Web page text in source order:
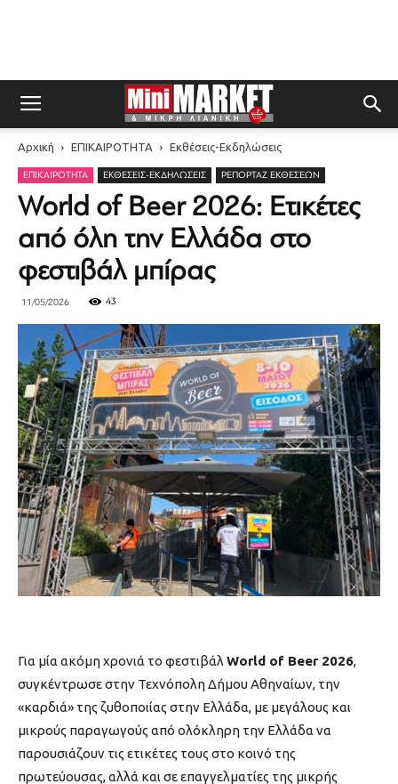
Αρχική ΕΠΙΚΑΙΡΟΤΗΤΑ Εκθέσεις-Εκδηλώσεις
ΕΠΙΚΑΙΡΟΤΗΤΑ ΕΚΘΈΣΕΙΣ-ΕΚΔΗΛΏΣΕΙΣ ΡΕΠΟΡΤΆΖ ΕΚΘΈΣΕΩΝ
World of Beer 2026: Ετικέτες
από όλη την Ελλάδα στο
φεστιβάλ μπίρας
11/05/2026 43
Για μία ακόμη χρονιά το φεστιβάλ World of Beer 2026,
συγκέντρωσε στην Τεχνόπολη Δήμου Αθηναίων, την
«καρδιά» της ζυθοποιίας στην Ελλάδα, με μεγάλους και
μικρούς παραγωγούς από ολόκληρη την Ελλάδα να
παρουσιάζουν τις ετικέτες τους στο κοινό της
πρωτεύουσας, αλλά και σε επαγγελματίες της μικρής